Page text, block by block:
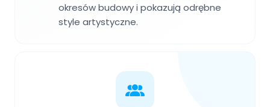
okresów budowy i pokazują odrębne
style artystyczne.